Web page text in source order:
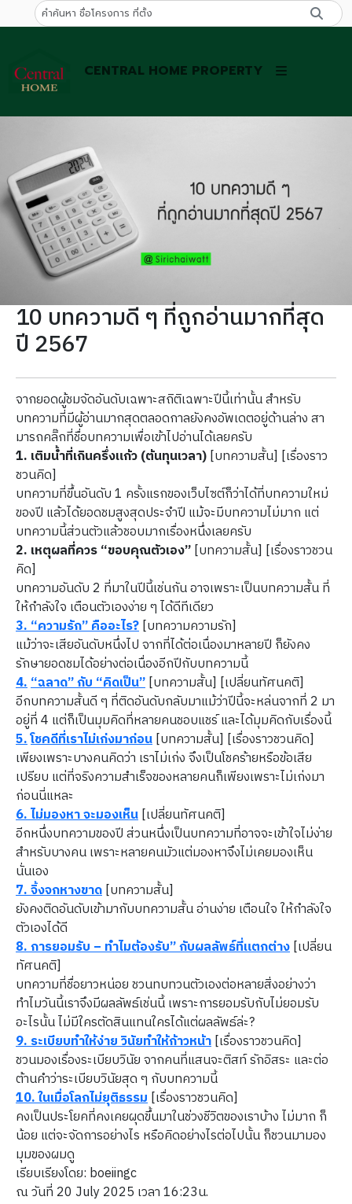
CENTRAL HOME PROPERTY
10 บทความดี ๆ ที่ถูกอ่านมากที่สุด
ปี 2567
จากยอดผู้ชมจัดอันดับเฉพาะสถิติเฉพาะปีนี้เท่านั้น สำหรับ
บทความที่มีผู้อ่านมากสุดตลอดกาลยังคงอัพเดตอยู่ด้านล่าง สา
มารถคลิ๊กที่ชื่อบทความเพื่อเข้าไปอ่านได้เลยครับ
1. เติมน้ำที่เกินครึ่งแก้ว (ต้นทุนเวลา)[บทความสั้น] [เรื่องราว
ชวนคิด]
บทความที่ขึ้นอันดับ 1 ครั้งแรกของเว็บไซต์ก็ว่าได้ที่บทความใหม่
ของปี แล้วได้ยอดชมสูงสุดประจำปี แม้จะมีบทความไม่มาก แต่
บทความนี้ส่วนตัวแล้วชอบมากเรื่องหนึ่งเลยครับ
2. เหตุผลที่ควร “ขอบคุณตัวเอง”[บทความสั้น] [เรื่องราวชวน
คิด]
บทความอันดับ 2 ที่มาในปีนี้เช่นกัน อาจเพราะเป็นบทความสั้น ที่
ให้กำลังใจ เตือนตัวเองง่าย ๆ ได้ดีทีเดียว
3.“ความรัก” คืออะไร?[บทความความรัก]
แม้ว่าจะเสียอันดับหนึ่งไป จากที่ได้ต่อเนื่องมาหลายปี ก็ยังคง
รักษายอดชมได้อย่างต่อเนื่องอีกปีกับบทความนี้
4.“ฉลาด” กับ “คิดเป็น”[บทความสั้น] [เปลี่ยนทัศนคติ]
อีกบทความสั้นดี ๆ ที่ติดอันดับกลับมาแม้ว่าปีนี้จะหล่นจากที่ 2 มา
อยู่ที่ 4 แต่ก็เป็นมุมคิดที่หลายคนชอบแชร์ และได้มุมคิดกับเรื่องนี้
5.โชคดีที่เราไม่เก่งมาก่อน[บทความสั้น] [เรื่องราวชวนคิด]
เพียงเพราะบางคนคิดว่า เราไม่เก่ง จึงเป็นโชคร้ายหรือข้อเสีย
เปรียบ แต่ที่จริงความสำเร็จของหลายคนก็เพียงเพราะไม่เก่งมา
ก่อนนี่แหละ
6. ไม่มองหา จะมองเห็น[เปลี่ยนทัศนคติ]
อีกหนึ่งบทความของปี ส่วนหนึ่งเป็นบทความที่อาจจะเข้าใจไม่ง่าย
สำหรับบางคน เพราะหลายคนมัวแต่มองหาจึงไม่เคยมองเห็น
นั่นเอง
7.จิ้งจกหางขาด[บทความสั้น]
ยังคงติดอันดับเข้ามากับบทความสั้น อ่านง่าย เตือนใจ ให้กำลังใจ
ตัวเองได้ดี
8.การยอมรับ – ทำไมต้องรับ” กับผลลัพธ์ที่แตกต่าง[เปลี่ยน
ทัศนคติ]
บทความที่ชื่อยาวหน่อย ชวนทบทวนตัวเองต่อหลายสิ่งอย่างว่า
ทำไมวันนี้เราจึงมีผลลัพธ์เช่นนี้ เพราะการยอมรับกับไม่ยอมรับ
อะไรนั้น ไม่มีใครตัดสินแทนใครได้แต่ผลลัพธ์ล่ะ?
9. ระเบียบทำให้ง่าย วินัยทำให้ก้าวหน้า[เรื่องราวชวนคิด]
ชวนมองเรื่องระเบียบวินัย จากคนที่แสนจะติสท์ รักอิสระ และต่อ
ต้านคำว่าระเบียบวินัยสุด ๆ กับบทความนี้
10.ในเมื่อโลกไม่ยุติธรรม[เรื่องราวชวนคิด]
คงเป็นประโยคที่คงเคยผุดขึ้นมาในช่วงชีวิตของเราบ้าง ไม่มาก ก็
น้อย แต่จะจัดการอย่างไร หรือคิดอย่างไรต่อไปนั้น ก็ชวนมามอง
มุมของผมดู
เรียบเรียงโดย: boeiingc
ณ วันที่ 20 July 2025 เวลา 16:23น.